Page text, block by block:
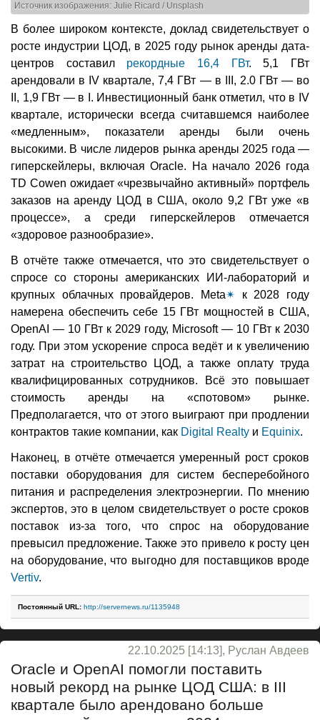
Источник изображения: Julie Ricard / Unsplash
В более широком контексте, доклад свидетельствует о
росте индустрии ЦОД, в 2025 году рынок аренды дата-
центров составил рекордные 16,4 ГВт. 5,1 ГВт
арендовали в IV квартале, 7,4 ГВт — в III, 2.0 ГВт — во
II, 1,9 ГВт — в I. Инвестиционный банк отметил, что в IV
квартале, исторически всегда считавшемся наиболее
«медленным», показатели аренды были очень
высокими. В числе лидеров рынка аренды 2025 года —
гиперскейлеры, включая Oracle. На начало 2026 года
TD Cowen ожидает «чрезвычайно активный» портфель
заказов на аренду ЦОД в США, около 9,2 ГВт уже «в
процессе», а среди гиперскейлеров отмечается
«здоровое разнообразие».
В отчёте также отмечается, что это свидетельствует о
спросе со стороны американских ИИ-лабораторий и
крупных облачных провайдеров. Meta✴ к 2028 году
намерена обеспечить себе 15 ГВт мощностей в США,
OpenAI — 10 ГВт к 2029 году, Microsoft — 10 ГВт к 2030
году. При этом ускорение спроса ведёт и к увеличению
затрат на строительство ЦОД, а также оплату труда
квалифицированных сотрудников. Всё это повышает
стоимость аренды на «спотовом» рынке.
Предполагается, что от этого выиграют при продлении
контрактов такие компании, как Digital Realty и Equinix.
Наконец, в отчёте отмечается умеренный рост сроков
поставки оборудования для систем бесперебойного
питания и распределения электроэнергии. По мнению
экспертов, это в целом свидетельствует о росте сроков
поставок из-за того, что спрос на оборудование
превысил предложение. Также это привело к росту цен
на оборудование, что выгодно для поставщиков вроде
Vertiv.
Постоянный URL: http://servernews.ru/1135948
22.10.2025 [14:13], Руслан Авдеев
Oracle и OpenAI помогли поставить
новый рекорд на рынке ЦОД США: в III
квартале было арендовано больше